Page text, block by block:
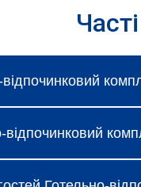
під час
відпочинковий